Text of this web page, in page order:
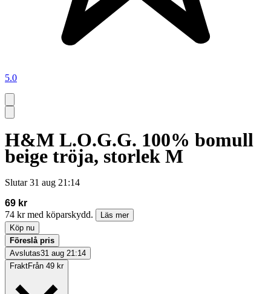
5.0
H&M L.O.G.G. 100% bomull
beige tröja, storlek M
Slutar 31 aug 21:14
69 kr
74 kr med köparskydd.
Läs mer
Köp nu
Föreslå pris
Avslutas31 aug 21:14
FraktFrån 49 kr